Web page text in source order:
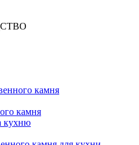
камня
камня
кухню